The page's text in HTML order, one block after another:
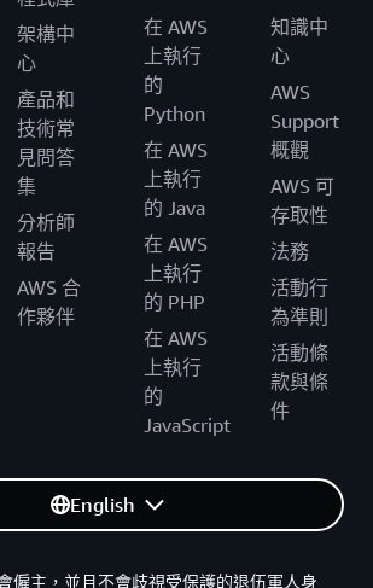
架構中
心
產品和
技術常
見問答
集
分析師
報告
AWS 合
作夥伴
在 AWS
上執行
的
Python
在 AWS
上執行
的 Java
在 AWS
上執行
的 PHP
在 AWS
上執行
的
JavaScript
知識中
心
AWS
Support
概觀
AWS 可
存取性
法務
活動行
為準則
活動條
款與條
件
English
僱主，並且不會歧視受保護的退伍軍人身